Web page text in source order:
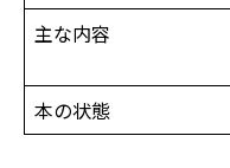
主な内容
本の状態